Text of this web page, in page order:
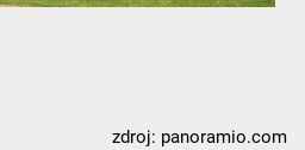
zdroj: panoramio.com